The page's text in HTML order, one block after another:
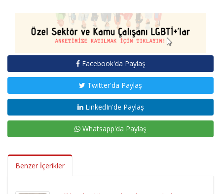
Facebook'da Paylaş
Twitter'da Paylaş
LinkedIn'de Paylaş
Whatsapp'da Paylaş
Benzer İçerikler